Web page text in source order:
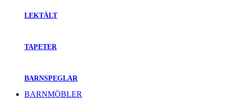
LEKTÄLT
TAPETER
BARNSPEGLAR
BARNMÖBLER